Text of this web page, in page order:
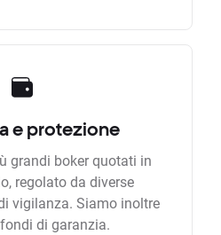
e protezione
grandi boker quotati in
regolato da diverse
vigilanza. Siamo inoltre
di garanzia.